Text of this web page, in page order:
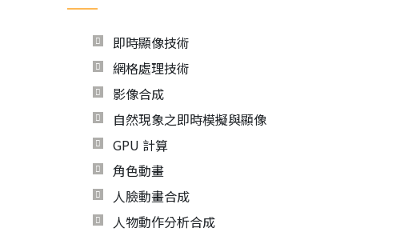
即時顯像技術
網格處理技術
影像合成
自然現象之即時模擬與顯像
GPU 計算
角色動畫
人臉動畫合成
人物動作分析合成